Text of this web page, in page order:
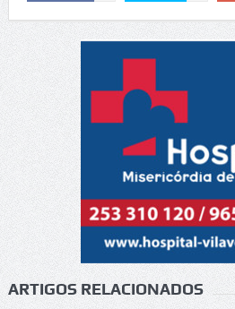
ARTIGOS RELACIONADOS